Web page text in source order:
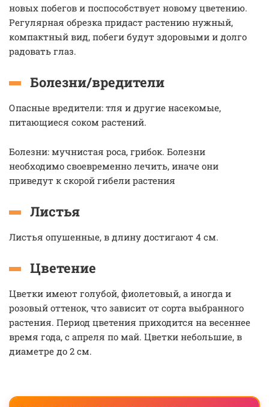
новых побегов и поспособствует новому цветению.
Регулярная обрезка придаст растению нужный,
компактный вид, побеги будут здоровыми и долго
радовать глаз.
Болезни/вредители
Опасные вредители: тля и другие насекомые,
питающиеся соком растений.
Болезни: мучнистая роса, грибок. Болезни
необходимо своевременно лечить, иначе они
приведут к скорой гибели растения
Листья
Листья опушенные, в длину достигают 4 см.
Цветение
Цветки имеют голубой, фиолетовый, а иногда и
розовый оттенок, что зависит от сорта выбранного
растения. Период цветения приходится на весеннее
время года, с апреля по май. Цветки небольшие, в
диаметре до 2 см.